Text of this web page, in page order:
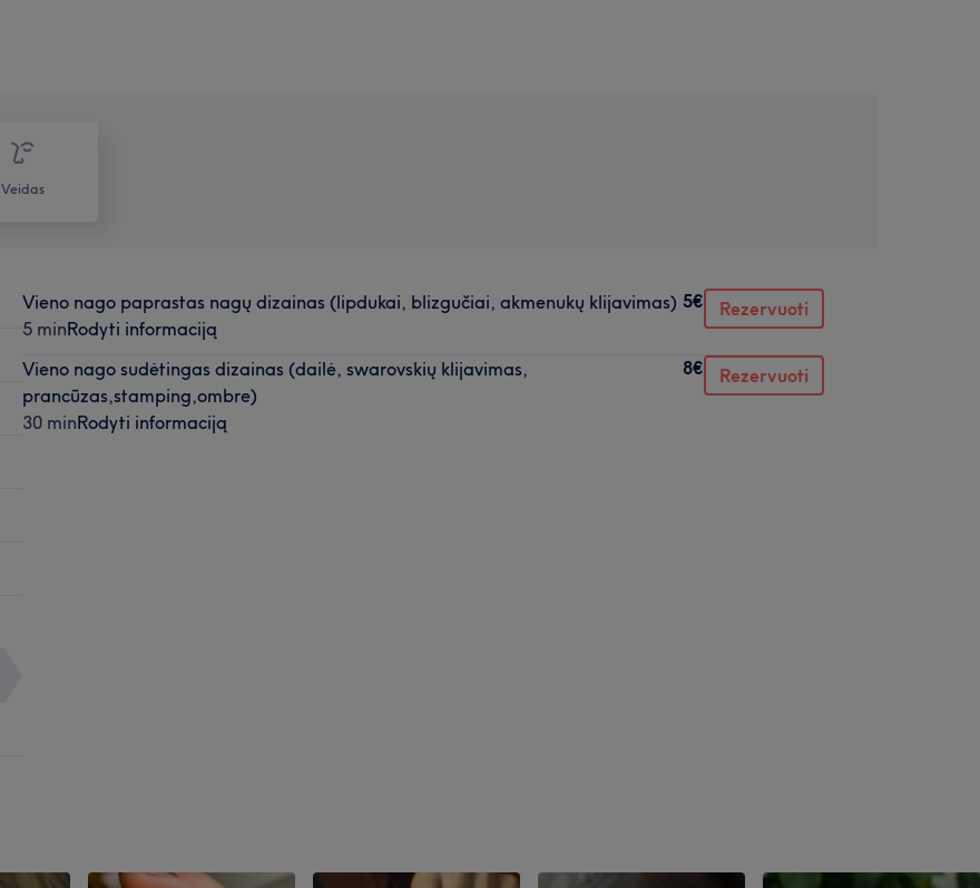
Veidas
Vieno nago paprastas nagų dizainas (lipdukai, blizgučiai, akmenukų klijavimas)
5 minRodyti informaciją
5€ Rezervuoti
Vieno nago sudėtingas dizainas (dailė, swarovskių klijavimas,
prancūzas,stamping,ombre)
30 minRodyti informaciją
8€ Rezervuoti